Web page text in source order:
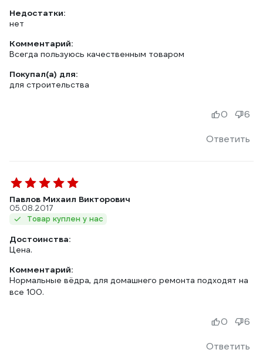
Недостатки:
нет
Комментарий:
Всегда пользуюсь качественным товаром
Покупал(а) для:
для строительства
Ответить
0 6
Павлов Михаил Викторович
05.08.2017
Товар куплен у нас
Достоинства:
Цена.
Комментарий:
Нормальные вёдра, для домашнего ремонта подходят на
все 100.
Ответить
0 6